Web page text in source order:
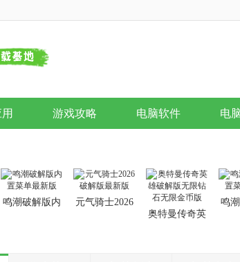
游戏攻略 电脑软件 电
鸣潮破解版内
元气骑士2026
奥特曼传奇英
鸣